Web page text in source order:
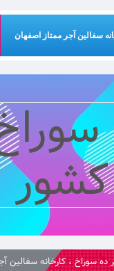
سفالین آجر ممتاز اصفهان
سوراخ ، کارخانه سفالین